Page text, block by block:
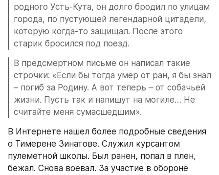
родного Усть-Кута, он долго бродил по улицам
города, по пустующей легендарной цитадели,
которую когда-то защищал. После этого
старик бросился под поезд.
В предсмертном письме он написал такие
строчки: «Если бы тогда умер от ран, я бы знал
– погиб за Родину. А вот теперь – от собачьей
жизни. Пусть так и напишут на могиле… Не
считайте меня сумасшедшим».
В Интернете нашел более подробные сведения
о Тимерене Зинатове. Служил курсантом
пулеметной школы. Был ранен, попал в плен,
бежал. Снова воевал. За участие в обороне